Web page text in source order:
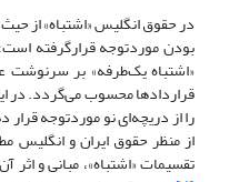
در حقوق انگلیس «اشتباه» از
بودن موردتوجه قرارگرفته
«اشتباه یک‌طرفه» بر
قراردادها محسوب می‌گردد. در
را از دریچه‌ای نو موردتوجه قرار
از منظر حقوق ایران و
تقسیمات «اشتباه»، مبانی و